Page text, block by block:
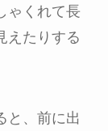
ゃくれて長
えたりする
と、前に出